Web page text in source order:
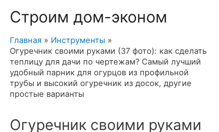
Строим дом-эконом
Главная
Инструменты
Огуречник своими руками (37 фото): как сделать
теплицу для дачи по чертежам? Самый лучший
удобный парник для огурцов из профильной
трубы и высокий огуречник из досок, другие
простые варианты
Огуречник своими руками